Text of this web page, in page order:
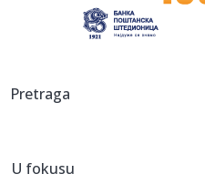
17:43:Vučić u podkastu kod
glas
17:39:
Pretraga
U fokusu